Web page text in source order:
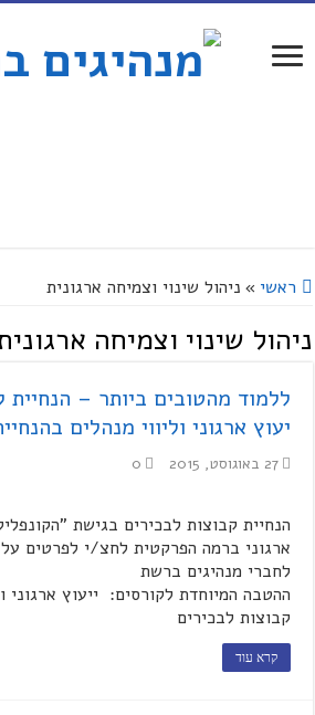
ראשי » ניהול שינוי וצמיחה ארגונית
ניהול שינוי וצמיחה
ללמוד מהטובים ביותר – הנחיית
יעוץ ארגוני וליווי מנהלים
27 באוגוסט, 2015 0
הנחיית קבוצות לבכירים בגישת
ארגוני ברמה הפרקטית לחצ/י לפרטים
לחברי מנהיגים ברשת
ההטבה המיוחדת לקורסים: ייעוץ ארגוני
קבוצות לבכירים
קרא עוד